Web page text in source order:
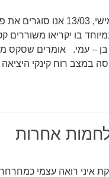
ם בצער רב אך בהשלמה, ביום
בו יקריאו משוררים
– עמי. אומרים שסקס
במצב רוח קינקי
אחרות
איני רואה עצמי